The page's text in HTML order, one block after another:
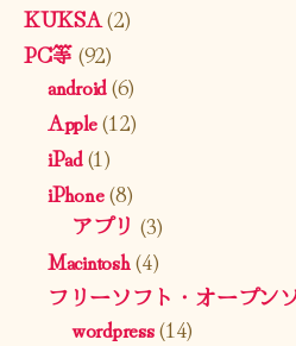
KUKSA(2)
PC等(92)
android(6)
Apple(12)
iPad(1)
iPhone(8)
アプリ (3)
Macintosh(4)
フリーソフト・オープン
wordpress(14)